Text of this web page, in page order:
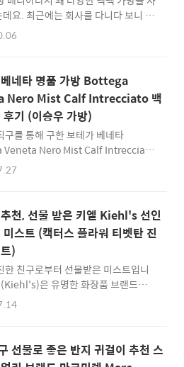
션 브랜드인 Nem..
으로 신발끈을 조여서 딱 발에 고정시
만, 살짝 부츠 타입으로 지퍼를 통해
쉽게 벗고 조일 수 있을 듯 한데... 이
금 걸립니다..
요. 최근에는 회사를 다니다 보니 비
팩 (직장인 가방)을 매고는 하지만, 그
이시 (JOSEPH AND STACEY)의
을 고집하곤 합니다. 여자가 매어도
실용적인데요. 흰색 화이트 카모플라
하니(EXID)가 매어서 하니 백팩 이라
울 수 있는 가방입니다. 일단 제 경우
호 백팩 (포코노 블랙) 모델입니다. 그
살펴볼까요? 기본적인 골격(?)은 위
낌입니다. 왼쪽 오른쪽에 사이드 포켓
가장 큰 장점이고, 어디에 두어도 잘
네타 명품 가방 Bottega
Nero Mist Calf Intrecciato 백
후기 (이승우 가방)
구를 통해 구한 보테가 베네타
Veneta Nero Mist Calf Intrecciato
타리아에서 출시되었을 때 정가로 출
요 ^^시가로는 400~500만원하는 가
. 지금은 구하기 어려워소 희소가치는
을 것 같구요. 연예인 축구선수 이승우
모델로 알려져 있습니다. ^^ 아무튼...
째 명품 백팩 가방이라고 할 수 있죠
베네타 백팩 Nero Mist Calf
는 상단 면에 체크 무늬가 들어간
띕니다. 멀리서 봐도 바로 인식을 할
..
천, 선물 받은 키엘 Kiehl's 선인
스트 (캑터스 플라워 티벳탄 진
)
한 친구로부터 선물받은 미스트입니
은 유명한 화장품 브랜드라고
접 제품을 사용해보는 것은 처음이네
을 써본 것 같습니다. 키엘 캑터스 플
벳탄 진생 하이드레이팅 미스트 일단
선물로 좋은 반지 귀걸이 추천 스